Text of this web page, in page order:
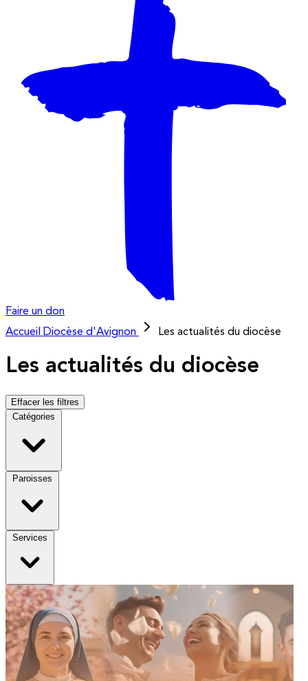
Faire un don
Accueil
Diocèse d'Avignon Les actualités du diocèse
Les actualités du diocèse
Effacer les filtres
Catégories
Paroisses
Services